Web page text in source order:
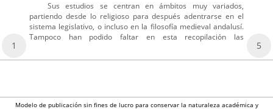
Sus estudios se centran en ámbitos muy variados,
partiendo desde lo religioso para después adentrarse en el
sistema legislativo, o incluso en la filosofía medieval andalusí.
Tampoco han podido faltar en esta recopilación las
1 5
Modelo de publicación sin fines de lucro para conservar la naturaleza académica y